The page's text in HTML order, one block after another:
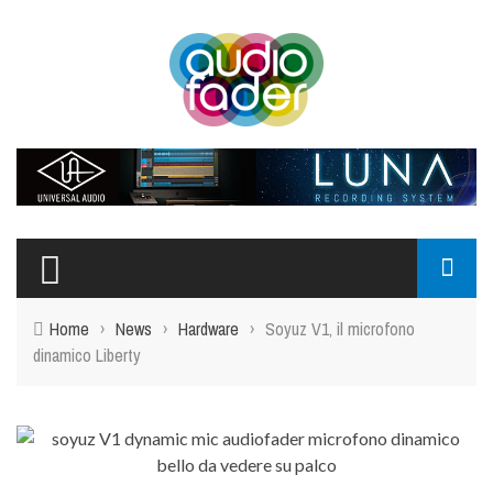
CHI SIAMO
CONTATTI
SIGN-IN
MY ACCOUNT
Main Menu
HARDWARE
Home › News › Hardware › Soyuz V1, il microfono
dinamico Liberty